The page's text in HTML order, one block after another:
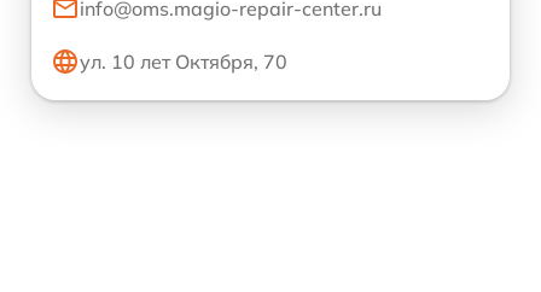
info@oms.magio-repair-center.ru
ул. 10 лет Октября, 70